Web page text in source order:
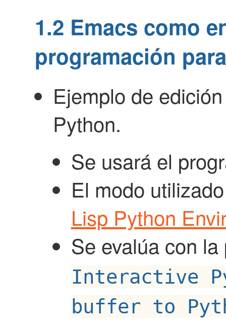
1.2 Emacs como
programación
Ejemplo de
Python.
Se usará el
El modo
Lisp Python
Se evalúa con
Interactive
buffer to